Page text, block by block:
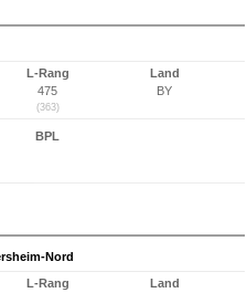
L-Rang
475
(363)
Land
BY
BPL
Nord
L-Rang
Land